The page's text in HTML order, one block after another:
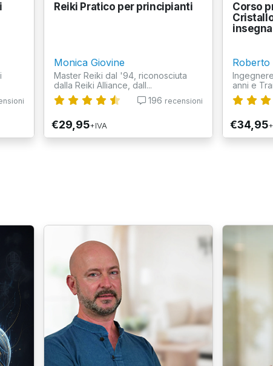
Reiki Pratico per principianti
Monica Giovine
Master Reiki dal '94, riconosciuta
dalla Reiki Alliance, dall...
196 recensioni
€29,95+IVA
Corso
Roberto
anni e
€34,95